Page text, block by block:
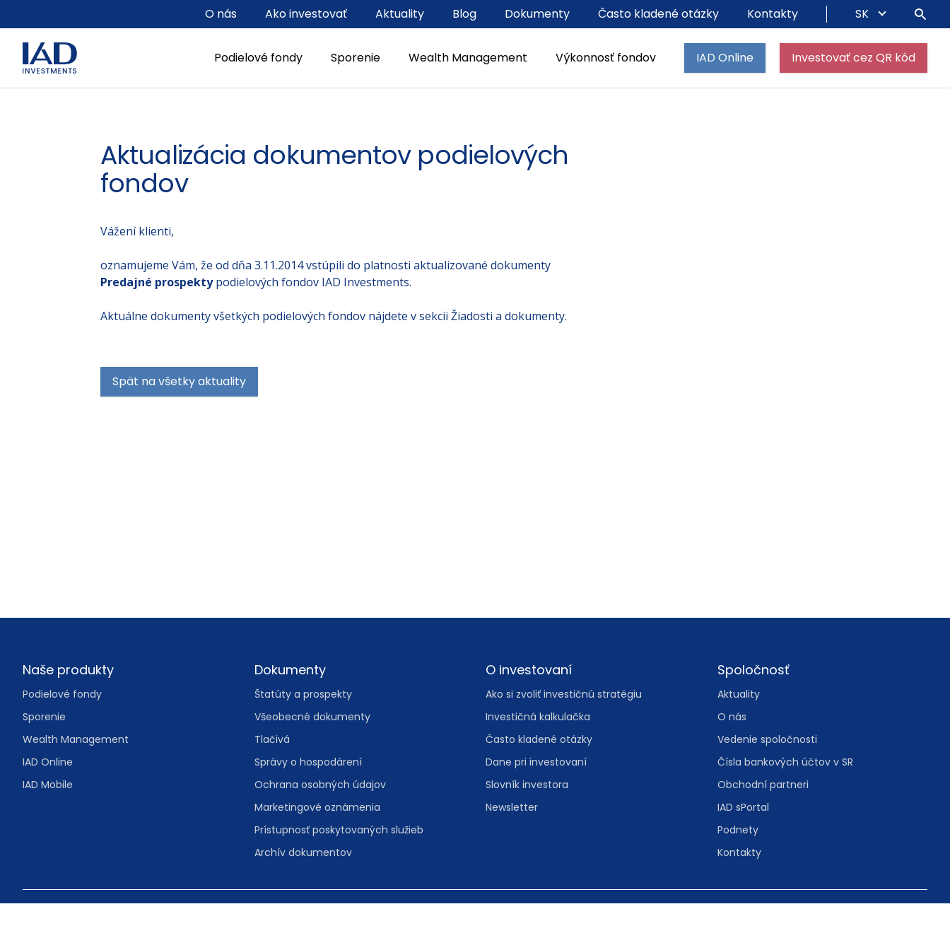
Podielové fondy Sporenie Wealth Management Výkonnosť fondov IAD Online Investovať cez QR kód
O nás Ako investovať Aktuality Blog Dokumenty Často kladené otázky Kontakty SK
Aktualizácia dokumentov podielových
fondov
Vážení klienti,
oznamujeme Vám, že od dňa 3.11.2014 vstúpili do platnosti aktualizované dokumenty
Predajné prospektypodielových fondov IAD Investments.
Aktuálne dokumenty všetkých podielových fondov nájdete v sekcii Žiadosti a dokumenty.
Spät na všetky aktuality
Footer
Naše produkty
Podielové fondy
Sporenie
Wealth Management
IAD Online
IAD Mobile
Dokumenty
Štatúty a prospekty
Všeobecné dokumenty
Tlačivá
Správy o hospodárení
Ochrana osobných údajov
Marketingové oznámenia
Prístupnosť poskytovaných služieb
Archív dokumentov
O investovaní
Ako si zvoliť investičnú stratégiu
Investičná kalkulačka
Často kladené otázky
Dane pri investovaní
Slovník investora
Newsletter
Spoločnosť
Aktuality
O nás
Vedenie spoločnosti
Čísla bankových účtov v SR
Obchodní partneri
IAD sPortal
Podnety
Kontakty